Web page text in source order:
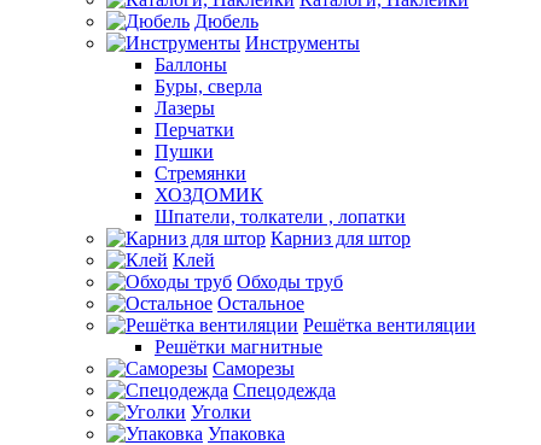
Дюбель
Инструменты
Баллоны
Буры, сверла
Лазеры
Перчатки
Пушки
Стремянки
ХОЗДОМИК
Шпатели, толкатели , лопатки
Карниз для штор
Клей
Обходы труб
Остальное
Решётка вентиляции
Решётки магнитные
Саморезы
Спецодежда
Уголки
Упаковка